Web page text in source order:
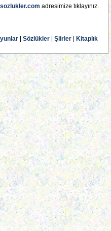
adresimize tıklayınız.
Sözlükler Şiirler Kitaplık